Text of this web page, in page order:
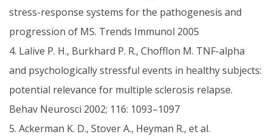
stress-response systems for the pathogenesis and
progression of MS. Trends Immunol 2005
4. Lalive P. H., Burkhard P. R., Chofflon M. TNF-alpha
and psychologically stressful events in healthy subjects:
potential relevance for multiple sclerosis relapse.
Behav Neurosci 2002; 116: 1093–1097
5. Ackerman K. D., Stover A., Heyman R., et al.